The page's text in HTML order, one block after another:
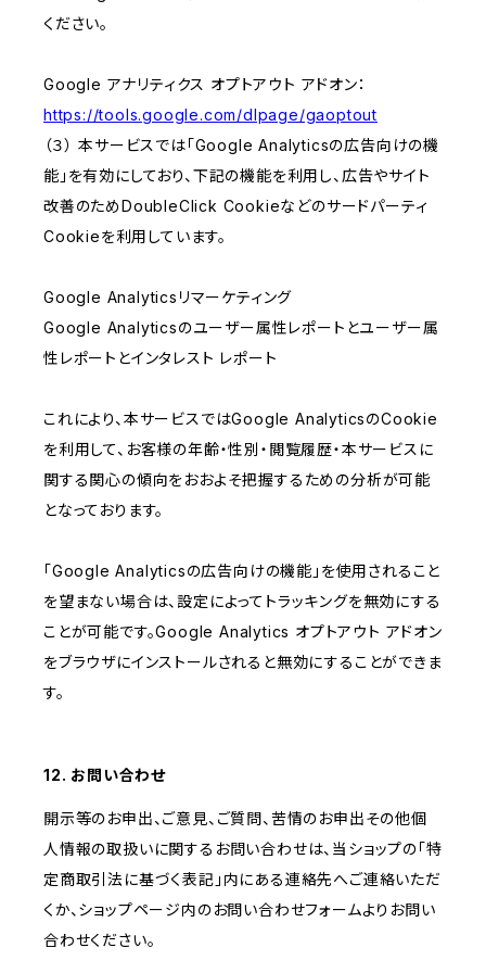
ください。
Google アナリティクス オプトアウト アドオン：
https://tools.google.com/dlpage/gaoptout
（３） 本サービスでは「Google Analyticsの広告向けの機
能」を有効にしており、下記の機能を利用し、広告やサイト
改善のためDoubleClick Cookieなどのサードパーティ
Cookieを利用しています。
Google Analyticsリマーケティング
Google Analyticsのユーザー属性レポートとユーザー属
性レポートとインタレスト レポート
これにより、本サービスではGoogle AnalyticsのCookie
を利用して、お客様の年齢・性別・閲覧履歴・本サービスに
関する関心の傾向をおおよそ把握するための分析が可能
となっております。
「Google Analyticsの広告向けの機能」を使用されること
を望まない場合は、設定によってトラッキングを無効にする
ことが可能です。Google Analytics オプトアウト アドオン
をブラウザにインストールされると無効にすることができま
す。
12. お問い合わせ
開示等のお申出、ご意見、ご質問、苦情のお申出その他個
人情報の取扱いに関するお問い合わせは、当ショップの「特
定商取引法に基づく表記」内にある連絡先へご連絡いただ
くか、ショップページ内のお問い合わせフォームよりお問い
合わせください。